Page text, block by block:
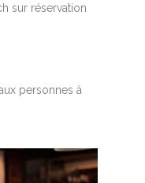
sur réservation
personnes à